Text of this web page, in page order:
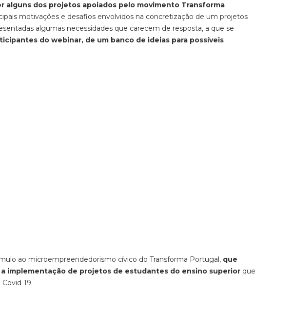
alguns dos projetos apoiados pelo movimento Transforma
motivações e desafios envolvidos na concretização de um projetos
algumas necessidades que carecem de resposta, a que se
do webinar, de um banco de ideias para possíveis
ao microempreendedorismo cívico do Transforma Portugal, que
implementação de projetos de estudantes do ensino superior que
19.